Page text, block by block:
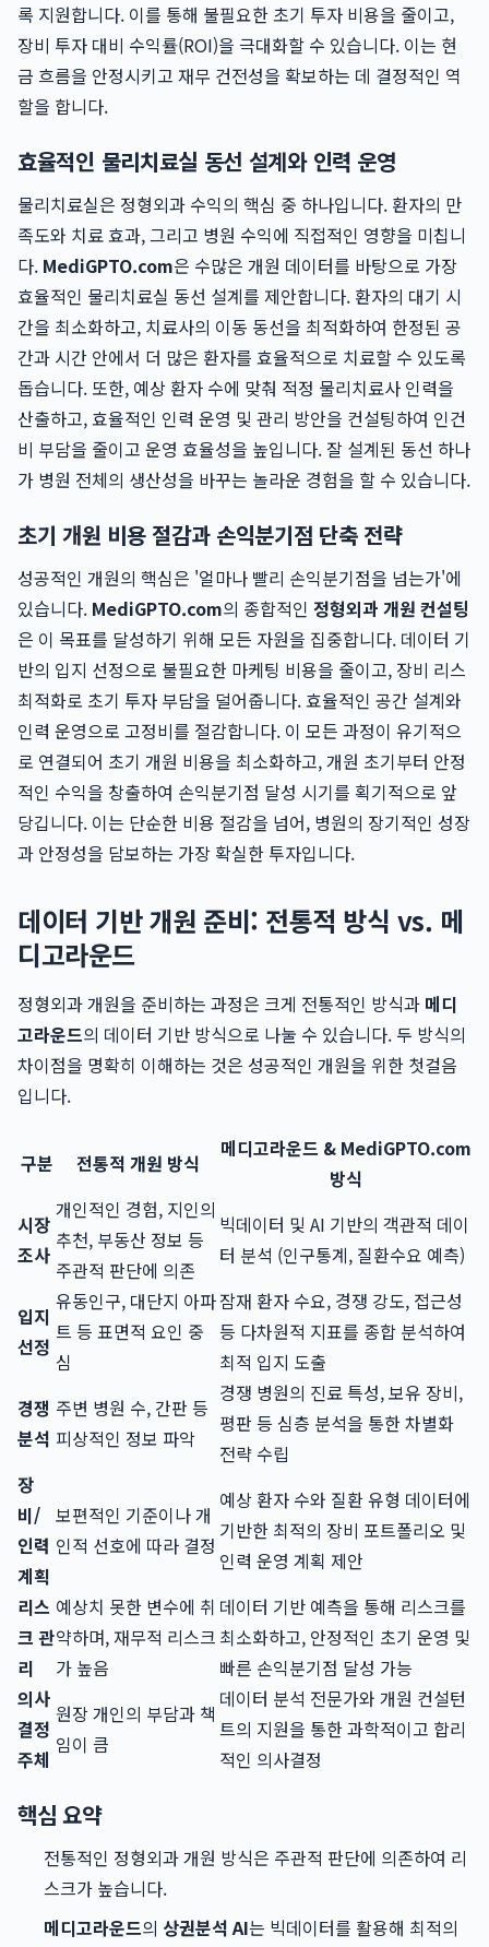
록 지원합니다. 이를 통해 불필요한 초기 투자 비용을 줄이고,
장비 투자 대비 수익률(ROI)을 극대화할 수 있습니다. 이는 현
금 흐름을 안정시키고 재무 건전성을 확보하는 데 결정적인 역
할을 합니다.
효율적인 물리치료실 동선 설계와 인력 운영
물리치료실은 정형외과 수익의 핵심 중 하나입니다. 환자의 만
족도와 치료 효과, 그리고 병원 수익에 직접적인 영향을 미칩니
다. MediGPTO.com은 수많은 개원 데이터를 바탕으로 가장
효율적인 물리치료실 동선 설계를 제안합니다. 환자의 대기 시
간을 최소화하고, 치료사의 이동 동선을 최적화하여 한정된 공
간과 시간 안에서 더 많은 환자를 효율적으로 치료할 수 있도록
돕습니다. 또한, 예상 환자 수에 맞춰 적정 물리치료사 인력을
산출하고, 효율적인 인력 운영 및 관리 방안을 컨설팅하여 인건
비 부담을 줄이고 운영 효율성을 높입니다. 잘 설계된 동선 하나
가 병원 전체의 생산성을 바꾸는 놀라운 경험을 할 수 있습니다.
초기 개원 비용 절감과 손익분기점 단축 전략
성공적인 개원의 핵심은 '얼마나 빨리 손익분기점을 넘는가'에
있습니다. MediGPTO.com의 종합적인 정형외과 개원 컨설팅
은 이 목표를 달성하기 위해 모든 자원을 집중합니다. 데이터 기
반의 입지 선정으로 불필요한 마케팅 비용을 줄이고, 장비 리스
최적화로 초기 투자 부담을 덜어줍니다. 효율적인 공간 설계와
인력 운영으로 고정비를 절감합니다. 이 모든 과정이 유기적으
로 연결되어 초기 개원 비용을 최소화하고, 개원 초기부터 안정
적인 수익을 창출하여 손익분기점 달성 시기를 획기적으로 앞
당깁니다. 이는 단순한 비용 절감을 넘어, 병원의 장기적인 성장
과 안정성을 담보하는 가장 확실한 투자입니다.
데이터 기반 개원 준비: 전통적 방식 vs. 메
디고라운드
정형외과 개원을 준비하는 과정은 크게 전통적인 방식과 메디
고라운드의 데이터 기반 방식으로 나눌 수 있습니다. 두 방식의
차이점을 명확히 이해하는 것은 성공적인 개원을 위한 첫걸음
입니다.
구분 전통적 개원 방식
메디고라운드 & MediGPTO.com
방식
시장
조사
개인적인 경험, 지인의
추천, 부동산 정보 등
주관적 판단에 의존
빅데이터 및 AI 기반의 객관적 데이
터 분석 (인구통계, 질환수요 예측)
입지
선정
유동인구, 대단지 아파
트 등 표면적 요인 중
심
잠재 환자 수요, 경쟁 강도, 접근성
등 다차원적 지표를 종합 분석하여
최적 입지 도출
경쟁
분석
주변 병원 수, 간판 등
피상적인 정보 파악
경쟁 병원의 진료 특성, 보유 장비,
평판 등 심층 분석을 통한 차별화
전략 수립
장
비/
인력
계획
보편적인 기준이나 개
인적 선호에 따라 결정
예상 환자 수와 질환 유형 데이터에
기반한 최적의 장비 포트폴리오 및
인력 운영 계획 제안
리스
크 관
리
예상치 못한 변수에 취
약하며, 재무적 리스크
가 높음
데이터 기반 예측을 통해 리스크를
최소화하고, 안정적인 초기 운영 및
빠른 손익분기점 달성 가능
의사
결정
주체
원장 개인의 부담과 책
임이 큼
데이터 분석 전문가와 개원 컨설턴
트의 지원을 통한 과학적이고 합리
적인 의사결정
핵심 요약
전통적인 정형외과 개원 방식은 주관적 판단에 의존하여 리
스크가 높습니다.
메디고라운드의 상권분석 AI는 빅데이터를 활용해 최적의